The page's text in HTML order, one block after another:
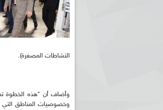
النشاطات المصغرة).
وأضاف أن "هذه الخطوة
وخصوصيات المناطق التي